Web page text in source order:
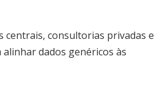
centrais, consultorias privadas e
dados genéricos às